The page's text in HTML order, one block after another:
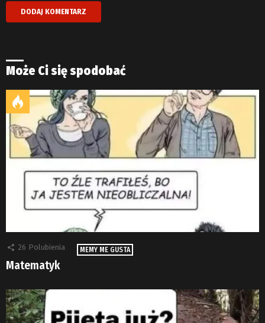
Może Ci się spodobać
26 Polubienia MEMY ME GUSTA
Matematyk